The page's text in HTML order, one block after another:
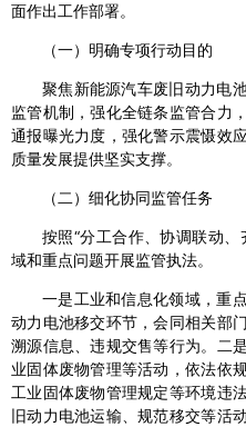
面作出工作部署。
（一）明确专项行动目的
聚焦新能源汽车废旧动力电
监管机制，强化全链条监管合力
通报曝光力度，强化警示震慑效
质量发展提供坚实支撑。
（二）细化协同监管任务
按照“分工合作、协调联动
域和重点问题开展监管执法。
一是工业和信息化领域，重
动力电池移交环节，会同相关部
溯源信息、违规交售等行为。二
业固体废物管理等活动，依法依
工业固体废物管理规定等环境违
旧动力电池运输、规范移交等活